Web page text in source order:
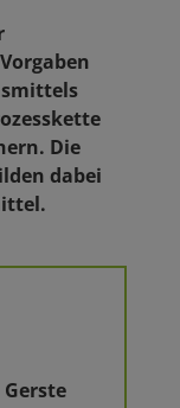
Die
dabei